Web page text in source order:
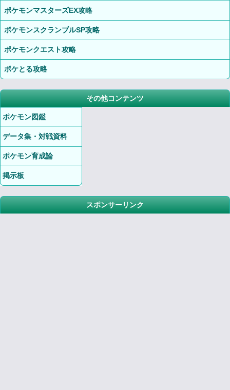
ポケモンマスターズEX攻略
ポケモンスクランブルSP攻略
ポケモンクエスト攻略
ポケとる攻略
その他コンテンツ
ポケモン図鑑
データ集・対戦資料
ポケモン育成論
掲示板
スポンサーリンク